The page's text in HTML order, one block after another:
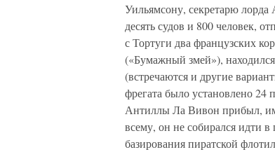
Уильямсону, секретарю
десять судов и 800 человек,
с Тортуги два французских
(«Бумажный змей»),
(встречаются и другие
фрегата было установлено
Антиллы Ла Вивон прибыл,
всему, он не собирался идти
базирования пиратской